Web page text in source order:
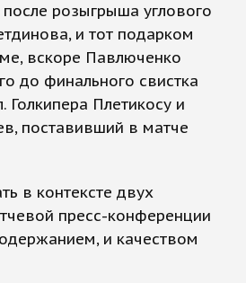
розыгрыша углового
и тот подарком
вскоре Павлюченко
до финального свистка
Плетикосу и
поставивший в матче
в контексте двух
пресс-конференции
и качеством